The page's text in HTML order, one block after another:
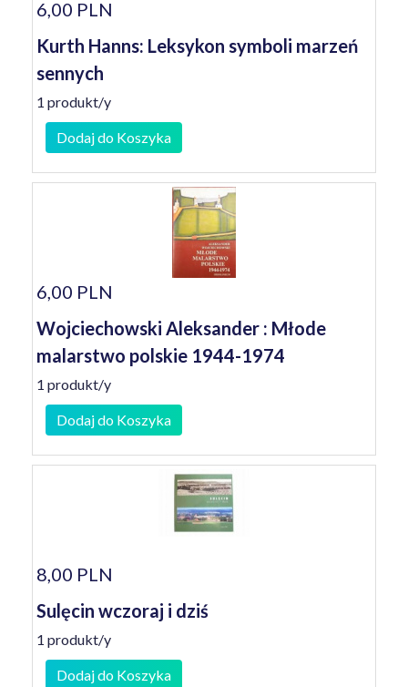
6,00 PLN
Kurth Hanns: Leksykon symboli marzeń
sennych
1 produkt/y
Dodaj do Koszyka
6,00 PLN
Wojciechowski Aleksander : Młode
malarstwo polskie 1944-1974
1 produkt/y
Dodaj do Koszyka
8,00 PLN
Sulęcin wczoraj i dziś
1 produkt/y
Dodaj do Koszyka